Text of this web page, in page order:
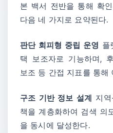
본 백서 전반을 통해 확
다음 네 가지로 요약된다.
판단 회피형 중립 운영 플
택 보조자로 기능하며,
보조 등 간접 지표를 통해
구조 기반 정보 설계 지역
책을 계층화하여 검색 의
을 동시에 달성한다.